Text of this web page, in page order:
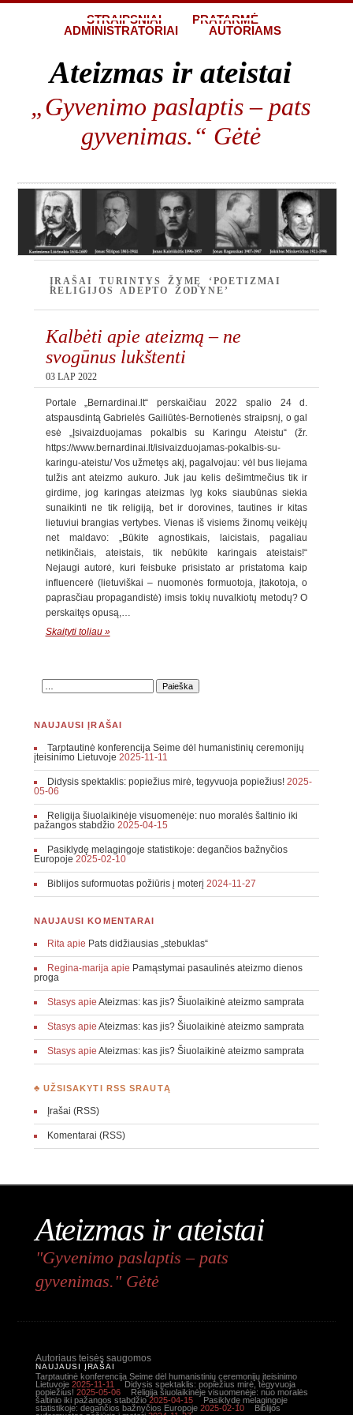
STRAIPSNIAI
PRATARMĖ
ADMINISTRATORIAI
AUTORIAMS
Ateizmas ir ateistai
„Gyvenimo paslaptis – pats
gyvenimas.“ Gėtė
ĮRAŠAI TURINTYS ŽYMĘ ‘POETIZMAI
RELIGIJOS ADEPTO ŽODYNE’
Kalbėti apie ateizmą – ne
svogūnus lukštenti
03 LAP 2022
Portale „Bernardinai.lt“ perskaičiau 2022 spalio 24 d.
atspausdintą Gabrielės Gailiūtės-Bernotienės straipsnį, o gal
esė „Įsivaizduojamas pokalbis su Karingu Ateistu“ (žr.
https://www.bernardinai.lt/isivaizduojamas-pokalbis-su-
karingu-ateistu/ Vos užmetęs akį, pagalvojau: vėl bus liejama
tulžis ant ateizmo aukuro. Juk jau kelis dešimtmečius tik ir
girdime, jog karingas ateizmas lyg koks siaubūnas siekia
sunaikinti ne tik religiją, bet ir dorovines, tautines ir kitas
lietuviui brangias vertybes. Vienas iš visiems žinomų veikėjų
net maldavo: „Būkite agnostikais, laicistais, pagaliau
netikinčiais, ateistais, tik nebūkite karingais ateistais!“
Nejaugi autorė, kuri feisbuke prisistato ar pristatoma kaip
influencerė (lietuviškai – nuomonės formuotoja, įtakotoja, o
paprasčiau propagandistė) imsis tokių nuvalkiotų metodų? O
perskaitęs opusą,…
Skaityti toliau »
NAUJAUSI ĮRAŠAI
Tarptautinė konferencija Seime dėl humanistinių ceremonijų
įteisinimo Lietuvoje 2025-11-11
Didysis spektaklis: popiežius mirė, tegyvuoja popiežius! 2025-
05-06
Religija šiuolaikinėje visuomenėje: nuo moralės šaltinio iki
pažangos stabdžio 2025-04-15
Pasiklydę melagingoje statistikoje: degančios bažnyčios
Europoje 2025-02-10
Biblijos suformuotas požiūris į moterį 2024-11-27
NAUJAUSI KOMENTARAI
Ritaapie Pats didžiausias „stebuklas“
Regina-marijaapie Pamąstymai pasaulinės ateizmo dienos
proga
Stasysapie Ateizmas: kas jis? Šiuolaikinė ateizmo samprata
Stasysapie Ateizmas: kas jis? Šiuolaikinė ateizmo samprata
Stasysapie Ateizmas: kas jis? Šiuolaikinė ateizmo samprata
♣ UŽSISAKYTI RSS SRAUTĄ
Įrašai (RSS)
Komentarai (RSS)
Ateizmas ir ateistai
"Gyvenimo paslaptis – pats
gyvenimas." Gėtė
Autoriaus teisės saugomos
NAUJAUSI ĮRAŠAI
Tarptautinė konferencija Seime dėl humanistinių ceremonijų įteisinimo
Lietuvoje 2025-11-11
Didysis spektaklis: popiežius mirė, tegyvuoja
popiežius! 2025-05-06
Religija šiuolaikinėje visuomenėje: nuo moralės
šaltinio iki pažangos stabdžio 2025-04-15
Pasiklydę melagingoje
statistikoje: degančios bažnyčios Europoje 2025-02-10
Biblijos